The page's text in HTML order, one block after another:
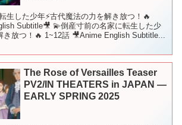
生した少年⚡古代魔法の力を解き放つ！🔥
Subtitle🎥 💫倒産寸前の名家に転生した少
き放つ！🔥 1~12話 🎥Anime English Subtitle...
The Rose of Versailles Teaser
PV2/IN THEATERS in JAPAN —
EARLY SPRING 2025